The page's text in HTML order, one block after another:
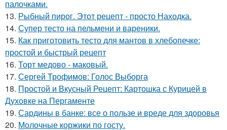
палочками.
13. Рыбный пирог. Этот рецепт - просто Находка.
14. Супер тесто на пельмени и вареники.
15. Как приготовить тесто для мантов в хлебопечке:
простой и быстрый рецепт
16. Торт медово - маковый.
17. Сергей Трофимов: Голос Выборга
18. Простой и Вкусный Рецепт: Картошка с Курицей в
Духовке на Пергаменте
19. Сардины в банке: все о пользе и вреде для здоровья
20. Молочные коржики по госту.